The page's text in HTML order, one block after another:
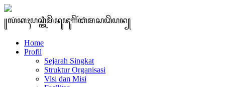
꧋ꦭꦁꦏꦃꦥꦱ꧀ꦠꦶꦩꦼꦤꦸꦗꦸꦒꦼꦂꦧꦁꦩꦱꦣꦼꦥꦤ꧀
Home
Profil
Sejarah Singkat
Struktur Organisasi
Visi dan Misi